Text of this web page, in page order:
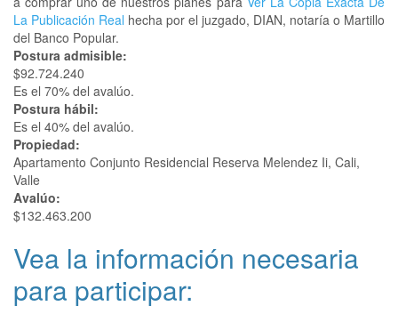
La Publicación Real hecha por el juzgado, DIAN, notaría o Martillo
del Banco Popular.
Postura admisible:
$92.724.240
Es el 70% del avalúo.
Postura hábil:
Es el 40% del avalúo.
Propiedad:
Apartamento Conjunto Residencial Reserva Melendez Ii, Cali,
Valle
Avalúo:
$132.463.200
Vea la información necesaria
para participar: